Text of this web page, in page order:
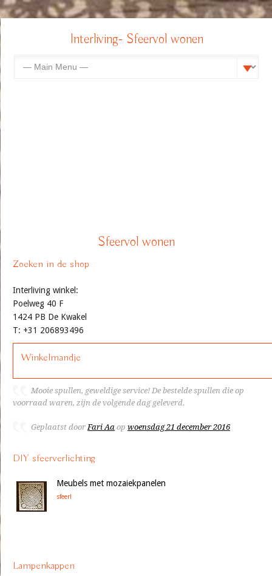
Interliving- Sfeervol wonen
Sfeervol wonen
Zoeken in de shop
Interliving winkel:
Poelweg 40 F
1424 PB De Kwakel
T: +31 206893496
Winkelmandje
Mooie spullen, geweldige service! De bestelde spullen die op
voorraad waren, zijn de volgende dag geleverd.
Geplaatst doorFari Aa op woensdag 21 december 2016
DIY sfeerverlichting
Meubels met mozaiekpanelen
sfeer!
Lampenkappen